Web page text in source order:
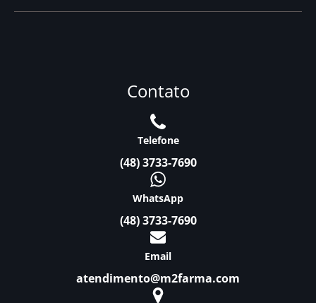
Contato
Telefone
(48) 3733-7690
WhatsApp
(48) 3733-7690
Email
atendimento@m2farma.com